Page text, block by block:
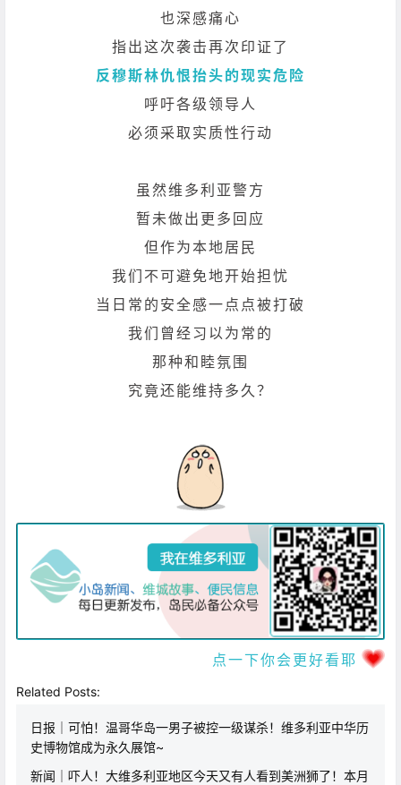
也深感痛心
指出这次袭击再次印证了
反穆斯林仇恨抬头的现实危险
呼吁各级领导人
必须采取实质性行动
虽然维多利亚警方
暂未做出更多回应
但作为本地居民
我们不可避免地开始担忧
当日常的安全感一点点被打破
我们曾经习以为常的
那种和睦氛围
究竟还能维持多久？
点一下你会更好看耶
Related Posts:
日报｜可怕！温哥华岛一男子被控一级谋杀！维多利亚中华历
史博物馆成为永久展馆~
新闻｜吓人！大维多利亚地区今天又有人看到美洲狮了！本月